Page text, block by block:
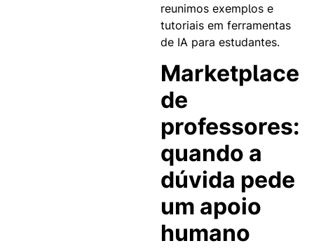
reunimos exemplos e
tutoriais em ferramentas
de IA para estudantes.
Marketplace
de
professores:
quando a
dúvida pede
um apoio
humano